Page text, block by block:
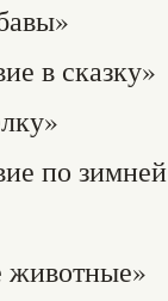
в сказку»
по
животные»